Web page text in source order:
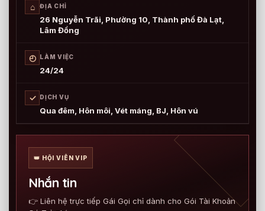
⌂ ĐỊA CHỈ
26 Nguyễn Trãi, Phường 10, Thành phố Đà Lạt,
Lâm Đồng
◴ LÀM VIỆC
24/24
✓ DỊCH VỤ
Qua đêm, Hôn môi, Vét máng, BJ, Hôn vú
👑 HỘI VIÊN VIP
Nhắn tin
👉 Liên hệ trực tiếp Gái Gọi chỉ dành cho Gói Tài Khoản